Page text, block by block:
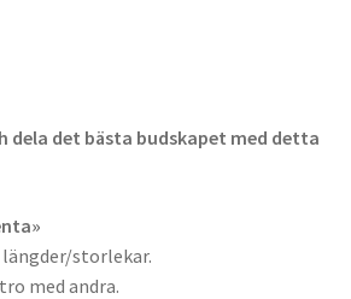
dela det bästa budskapet med detta
storlekar.
med andra.